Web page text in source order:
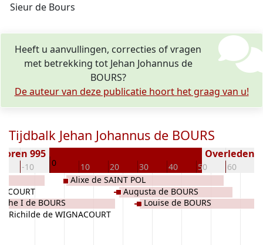
Sieur de Bours
Heeft u aanvullingen, correcties of vragen
met betrekking tot Jehan Johannus de
BOURS?
De auteur van deze publicatie hoort het graag van u!
Tijdbalk Jehan Johannus de BOURS
-10 0 10 20 30 40 50 60
995 Overleden (
I de BOURS
Richilde de WIGNACOURT
Alixe de SAINT POL
Augusta de BOURS
Louise de BOURS